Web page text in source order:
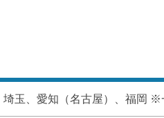
玉、愛知（名古屋）、福岡 ※